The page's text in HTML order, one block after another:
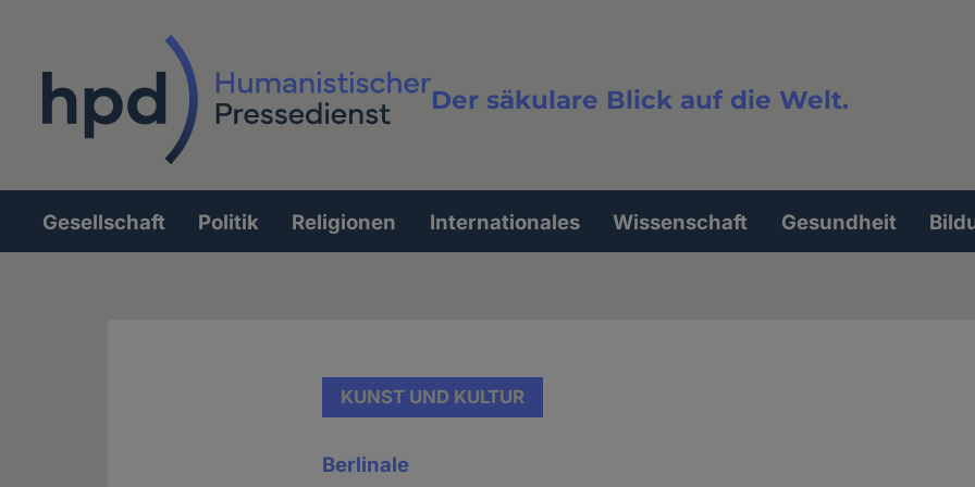
Der säkulare Blick auf die Welt.
Volltextsuche
Hauptnavigation
Gesellschaft Politik Religionen Internationales Wissenschaft Gesundheit
KUNST UND KULTUR
Berlinale